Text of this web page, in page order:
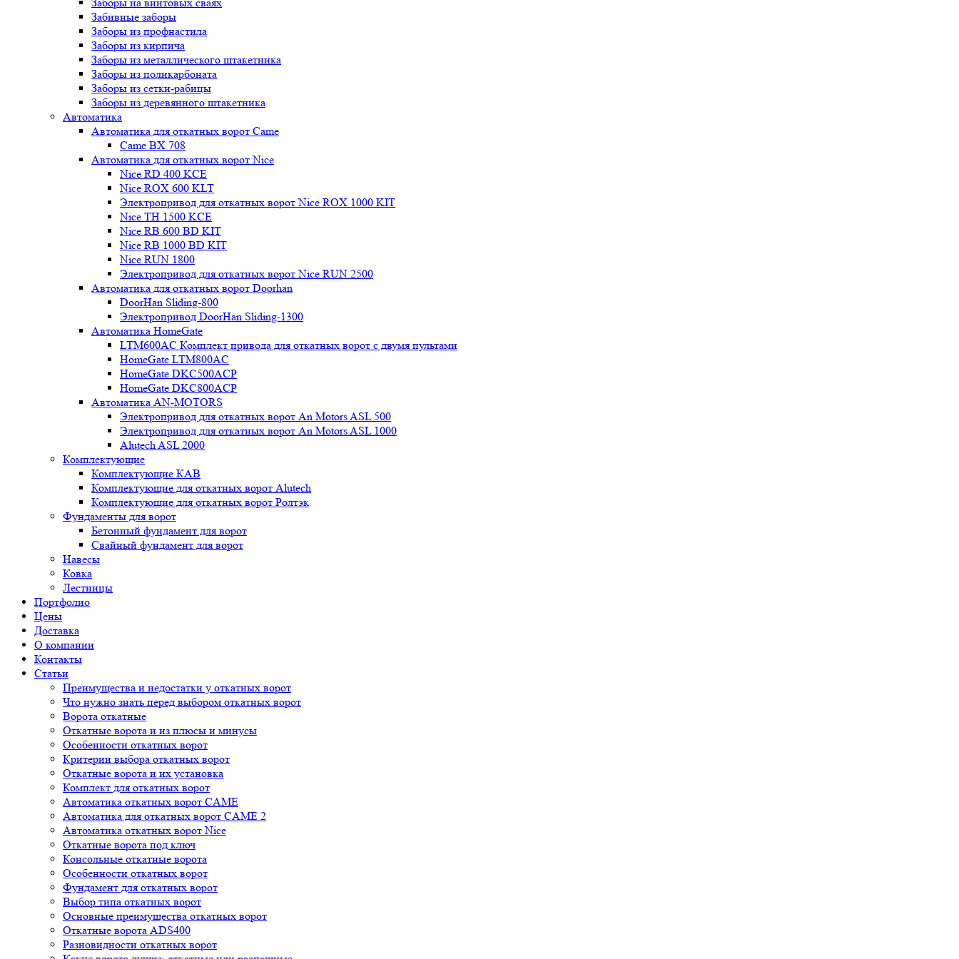
Забивные заборы
Заборы из профнастила
Заборы из кирпича
Заборы из металлического штакетника
Заборы из поликарбоната
Заборы из сетки-рабицы
Заборы из деревянного штакетника
Автоматика
Автоматика для откатных ворот Came
Came BX 708
Автоматика для откатных ворот Nice
Nice RD 400 KCE
Nice ROX 600 KLT
Электропривод для откатных ворот Nice ROX 1000 KIT
Nice TH 1500 KCE
Nice RB 600 BD KIT
Nice RB 1000 BD KIT
Nice RUN 1800
Электропривод для откатных ворот Nice RUN 2500
Автоматика для откатных ворот Doorhan
DoorHan Sliding-800
Электропривод DoorHan Sliding-1300
Автоматика HomeGate
LTM600AC Комплект привода для откатных ворот с двумя пультами
HomeGate LTM800AC
HomeGate DKC500ACP
HomeGate DKC800ACP
Автоматика AN-MOTORS
Электропривод для откатных ворот An Motors ASL 500
Электропривод для откатных ворот An Motors ASL 1000
Alutech ASL 2000
Комплектующие
Комплектующие КАВ
Комплектующие для откатных ворот Alutech
Комплектующие для откатных ворот Ролтэк
Фундаменты для ворот
Бетонный фундамент для ворот
Свайный фундамент для ворот
Навесы
Ковка
Лестницы
Портфолио
Цены
Доставка
О компании
Контакты
Статьи
Преимущества и недостатки у откатных ворот
Что нужно знать перед выбором откатных ворот
Ворота откатные
Откатные ворота и из плюсы и минусы
Особенности откатных ворот
Критерии выбора откатных ворот
Откатные ворота и их установка
Комплект для откатных ворот
Автоматика откатных ворот CAME
Автоматика для откатных ворот CAME 2
Автоматика откатных ворот Nice
Откатные ворота под ключ
Консольные откатные ворота
Особенности откатных ворот
Фундамент для откатных ворот
Выбор типа откатных ворот
Основные преимущества откатных ворот
Откатные ворота ADS400
Разновидности откатных ворот